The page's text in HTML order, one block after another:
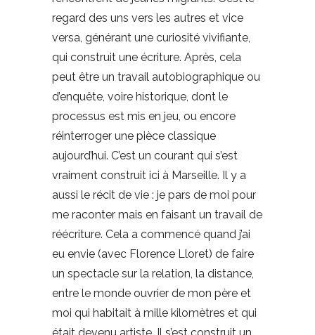
regard des uns vers les autres et vice
versa, générant une curiosité vivifiante,
qui construit une écriture. Après, cela
peut être un travail autobiographique ou
d’enquête, voire historique, dont le
processus est mis en jeu, ou encore
réinterroger une pièce classique
aujourd’hui. C’est un courant qui s’est
vraiment construit ici à Marseille. Il y a
aussi le récit de vie : je pars de moi pour
me raconter mais en faisant un travail de
réécriture. Cela a commencé quand j’ai
eu envie (avec Florence Lloret) de faire
un spectacle sur la relation, la distance,
entre le monde ouvrier de mon père et
moi qui habitait à mille kilomètres et qui